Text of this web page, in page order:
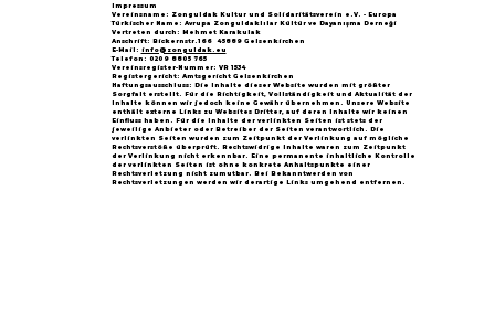
Impressum
Vereinsname: Zonguldak Kultur und Solidaritätsverein e.V. - Europa
Türkischer Name: Avrupa Zonguldaklılar Kültür ve Dayanışma Derneği
Vertreten durch: Mehmet Karakulak
Anschrift: Bickernstr.166 45889 Gelsenkirchen
E-Mail: info@zonguldak.eu
Telefon: 0209 8805 765
Vereinsregister-Nummer: VR 1534
Registergericht: Amtsgericht Gelsenkirchen
Haftungsausschluss: Die Inhalte dieser Website wurden mit größter
Sorgfalt erstellt. Für die Richtigkeit, Vollständigkeit und Aktualität der
Inhalte können wir jedoch keine Gewähr übernehmen. Unsere Website
enthält externe Links zu Websites Dritter, auf deren Inhalte wir keinen
Einfluss haben. Für die Inhalte der verlinkten Seiten ist stets der
jeweilige Anbieter oder Betreiber der Seiten verantwortlich. Die
verlinkten Seiten wurden zum Zeitpunkt der Verlinkung auf mögliche
Rechtsverstöße überprüft. Rechtswidrige Inhalte waren zum Zeitpunkt
der Verlinkung nicht erkennbar. Eine permanente inhaltliche Kontrolle
der verlinkten Seiten ist ohne konkrete Anhaltspunkte einer
Rechtsverletzung nicht zumutbar. Bei Bekanntwerden von
Rechtsverletzungen werden wir derartige Links umgehend entfernen.